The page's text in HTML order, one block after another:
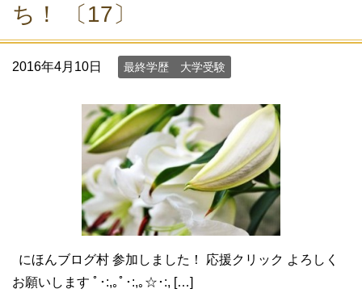
ち！ 〔17〕
2016年4月10日 最終学歴 大学受験
にほんブログ村 参加しました！ 応援クリック よろしく
お願いします ﾟ･:,｡ﾟ･:,｡☆･:, […]